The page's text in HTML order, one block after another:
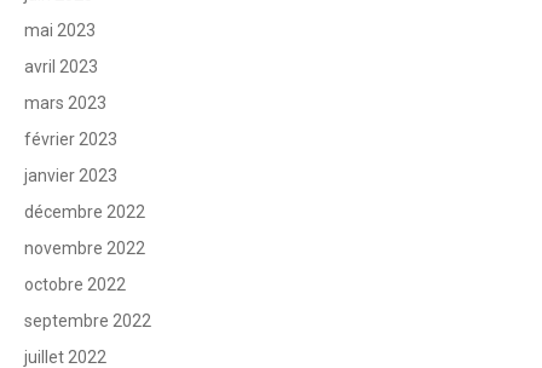
mai 2023
avril 2023
mars 2023
février 2023
janvier 2023
décembre 2022
novembre 2022
octobre 2022
septembre 2022
juillet 2022